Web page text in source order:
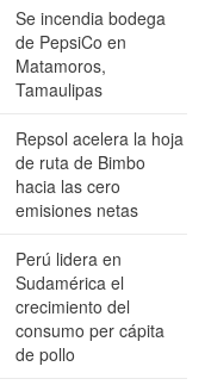
Se incendia bodega
de PepsiCo en
Matamoros,
Tamaulipas
Repsol acelera la hoja
de ruta de Bimbo
hacia las cero
emisiones netas
Perú lidera en
Sudamérica el
crecimiento del
consumo per cápita
de pollo